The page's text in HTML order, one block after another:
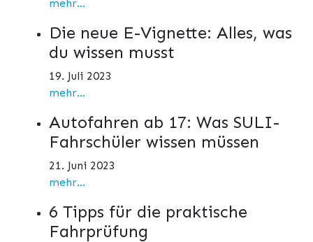
mehr...
Die neue E-Vignette: Alles, was
du wissen musst
19. Juli 2023
mehr...
Autofahren ab 17: Was SULI-
Fahrschüler wissen müssen
21. Juni 2023
mehr...
6 Tipps für die praktische
Fahrprüfung